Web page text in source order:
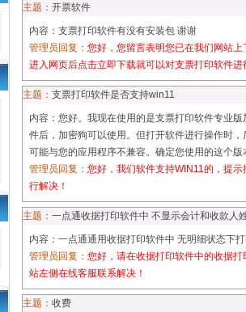
主题： 开票软件
内容：支票打印软件有没有安装包 谢谢
管理员回复： 您好，您留言表明您已在我们网站
进入网页后点击立即下载就可以对支票打印软件
主题： 支票打印软件是否支持win11
内容：您好。我现在使用的是支票打印软件专业
件后，加密狗可以使用。但打开软件进行操作时
可能与您的应用程序不兼容。确定您使用的这个版
管理员回复： 您好，我们软件支持WIN11的，提
行解决！
主题： 一点通收据打印软件中 不显示会计和收款人
内容：一点通通用收据打印软件中 无明细状态下
管理员回复： 您好，请在收据打印软件中的收据
站左侧在线客服联系解决！
主题： 收费